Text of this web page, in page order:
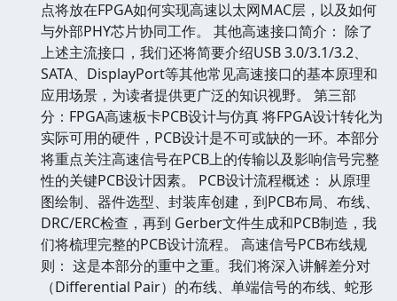
点将放在FPGA如何实现高速以太网MAC层，以及如何
与外部PHY芯片协同工作。 其他高速接口简介： 除了
上述主流接口，我们还将简要介绍USB 3.0/3.1/3.2、
SATA、DisplayPort等其他常见高速接口的基本原理和
应用场景，为读者提供更广泛的知识视野。 第三部
分：FPGA高速板卡PCB设计与仿真 将FPGA设计转化为
实际可用的硬件，PCB设计是不可或缺的一环。本部分
将重点关注高速信号在PCB上的传输以及影响信号完整
性的关键PCB设计因素。 PCB设计流程概述： 从原理
图绘制、器件选型、封装库创建，到PCB布局、布线、
DRC/ERC检查，再到 Gerber文件生成和PCB制造，我
们将梳理完整的PCB设计流程。 高速信号PCB布线规
则： 这是本部分的重中之重。我们将深入讲解差分对
（Differential Pair）的布线、单端信号的布线、蛇形